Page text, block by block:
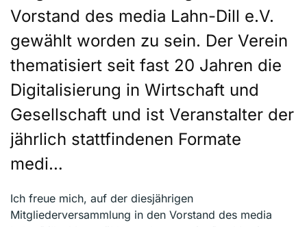
Vorstand des media Lahn-Dill e.V.
gewählt worden zu sein. Der Verein
thematisiert seit fast 20 Jahren die
Digitalisierung in Wirtschaft und
Gesellschaft und ist Veranstalter der
jährlich stattfindenen Formate
medi…
Ich freue mich, auf der diesjährigen
Mitgliederversammlung in den Vorstand des media